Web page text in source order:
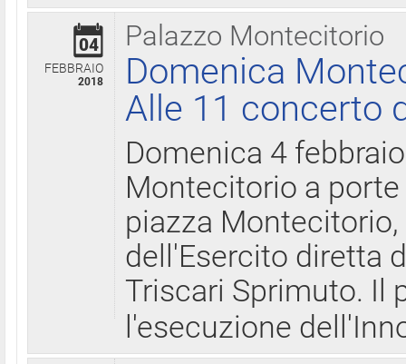
Palazzo Montecitorio
04
FEBBRAIO
2018
Domenica
Alle 11 concerto
Domenica 4
Montecitorio a
piazza
dell'Esercito diretta
Triscari Sprimuto. Il
l'esecuzione